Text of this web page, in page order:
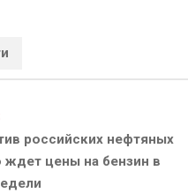
российских нефтяных
ждет цены на бензин в